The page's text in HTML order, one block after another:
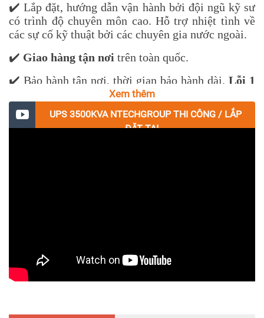
✔️ Lắp đặt, hướng dẫn vận hành bởi đội ngũ kỹ sư
có trình độ chuyên môn cao. Hỗ trợ nhiệt tình về
các sự cố kỹ thuật bởi các chuyên gia nước ngoài.
✔️ Giao hàng tận nơi trên toàn quốc.
✔️ Bảo hành tận nơi, thời gian bảo hành dài. Lỗi 1
trong vòng 1 tháng. Bảo trì định kỳ theo tiêu
chuẩn nhà sản xuất.
✔️Đặc biệt hỗ trợ dự án: về giá, giao hàng tận
Xem thêm
UPS 3500KVA NTECHGROUP THI CÔNG / LẮP
ĐẶT TẠI...